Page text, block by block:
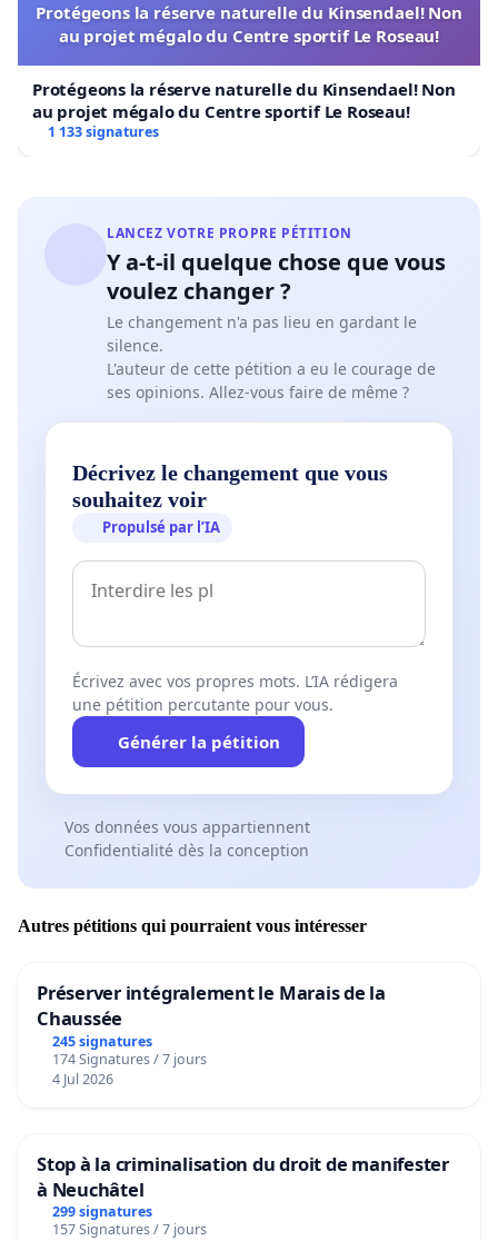
Protégeons la réserve naturelle du Kinsendael! Non
au projet mégalo du Centre sportif Le Roseau!
Protégeons la réserve naturelle du Kinsendael! Non
au projet mégalo du Centre sportif Le Roseau!
1 133 signatures
LANCEZ VOTRE PROPRE PÉTITION
Y a-t-il quelque chose que vous
voulez changer ?
Le changement n'a pas lieu en gardant le
silence.
L'auteur de cette pétition a eu le courage de
ses opinions. Allez-vous faire de même ?
Décrivez le changement que vous
souhaitez voir
Propulsé par l’IA
Écrivez avec vos propres mots. L’IA rédigera
une pétition percutante pour vous.
Générer la pétition
Vos données vous appartiennent
Confidentialité dès la conception
Autres pétitions qui pourraient vous intéresser
Préserver intégralement le Marais de la
Chaussée
245 signatures
174 Signatures / 7 jours
4 Jul 2026
Stop à la criminalisation du droit de manifester
à Neuchâtel
299 signatures
157 Signatures / 7 jours